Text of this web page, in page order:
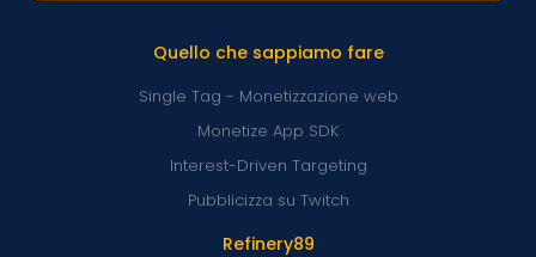
Refinery89
Quello che sappiamo fare
Single Tag - Monetizzazione web
Monetize App SDK
Interest-Driven Targeting
Pubblicizza su Twitch